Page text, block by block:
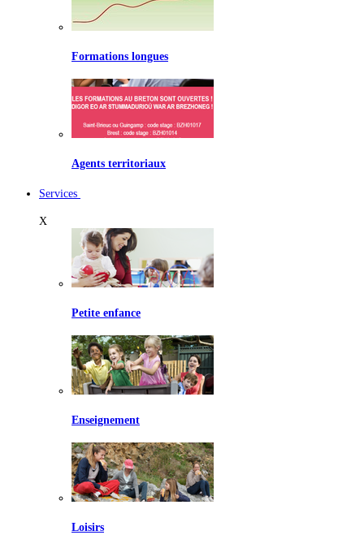
Formations longues
Agents territoriaux
Services
X
Petite enfance
Enseignement
Loisirs